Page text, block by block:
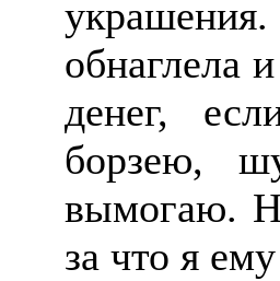
обнаглела
денег,
борзею,
вымогаю.
за что я